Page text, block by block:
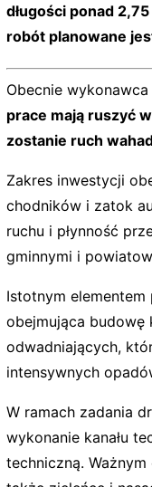
długości ponad
robót planowane
Obecnie
prace mają ruszyć
zostanie ruch
Zakres inwestycji
chodników i zatok
ruchu i płynność
gminnymi i
Istotnym
obejmująca
odwadniających,
intensywnych
W ramach zadania
wykonanie kanału
techniczną.